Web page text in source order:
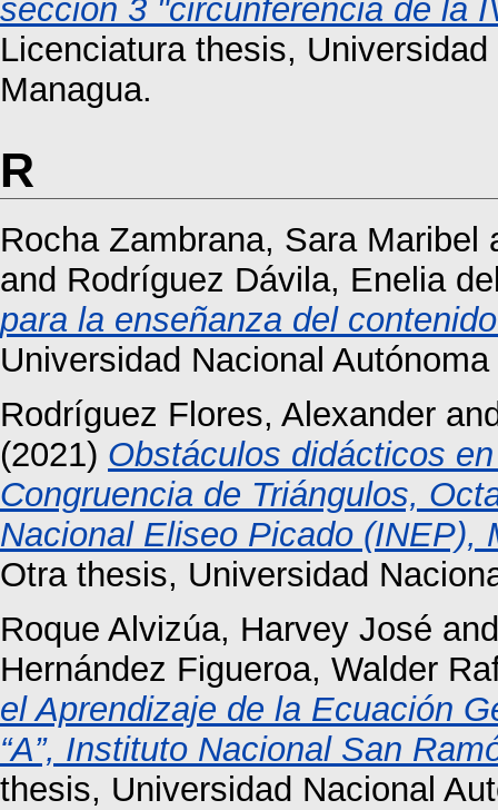
sección 3 "circunferencia de la
Licenciatura thesis,
Managua.
R
Rocha Zambrana, Sara Maribel
and Rodríguez Dávila, Enelia
para la enseñanza del
Universidad Nacional
Rodríguez Flores, Alexander
(2021) Obstáculos didácticos
Congruencia de Triángulos,
Nacional Eliseo Picado (INEP),
Otra thesis, Universidad
Roque Alvizúa, Harvey José
Hernández Figueroa, Walder
el Aprendizaje de la Ecuación
“A”, Instituto Nacional San
thesis, Universidad Nacional